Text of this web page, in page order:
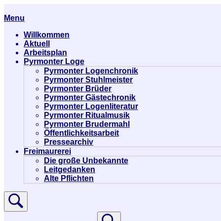
to
Home
Menu
Willkommen
Aktuell
Arbeitsplan
Pyrmonter Loge
Pyrmonter Logenchronik
Pyrmonter Stuhlmeister
Pyrmonter Brüder
Pyrmonter Gästechronik
Pyrmonter Logenliteratur
Pyrmonter Ritualmusik
Pyrmonter Brudermahl
Öffentlichkeitsarbeit
Pressearchiv
Freimaurerei
Die große Unbekannte
Leitgedanken
Alte Pflichten
Open
search
bar